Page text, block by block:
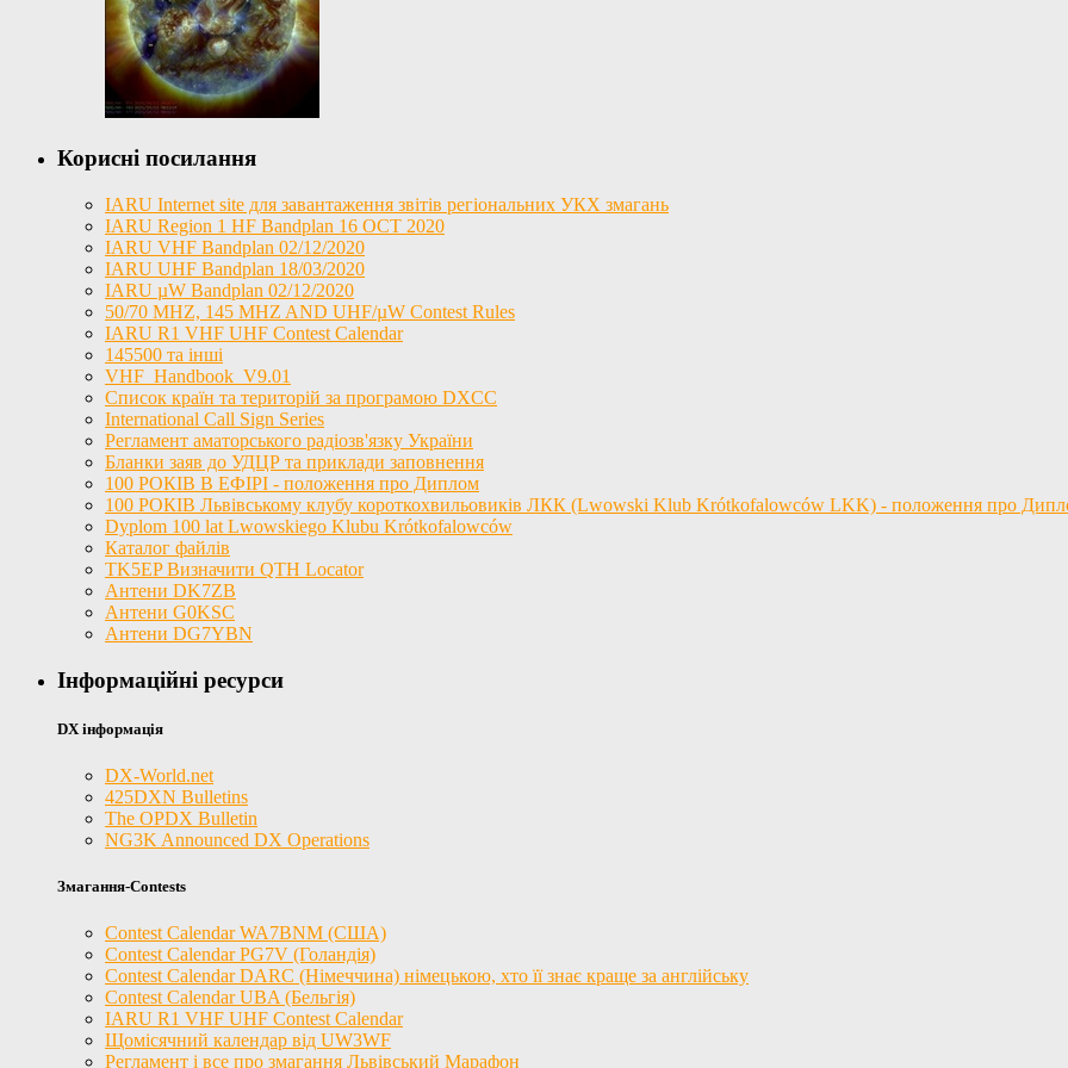
Корисні посилання
IARU Internet site для завантаження звітів регіональних УКХ змагань
IARU Region 1 HF Bandplan 16 OCT 2020
IARU VHF Bandplan 02/12/2020
IARU UHF Bandplan 18/03/2020
IARU µW Bandplan 02/12/2020
50/70 MHZ, 145 MHZ AND UHF/µW Contest Rules
IARU R1 VHF UHF Contest Calendar
145500 та інші
VHF_Handbook_V9.01
Список країн та територій за програмою DXCC
International Call Sign Series
Регламент аматорського радіозв'язку України
Бланки заяв до УДЦР та приклади заповнення
100 РОКІВ В ЕФІРІ - положення про Диплом
100 РОКІВ Львівському клубу короткохвильовиків ЛКК (Lwowski Klub Krótkofalowców LKK) - положення про
Dyplom 100 lat Lwowskiego Klubu Krótkofalowców
Каталог файлів
TK5EP Визначити QTH Locator
Антени DK7ZB
Антени G0KSC
Антени DG7YBN
Інформаційні ресурси
DX інформація
DX-World.net
425DXN Bulletins
The OPDX Bulletin
NG3K Announced DX Operations
Змагання-Contests
Contest Calendar WA7BNM (США)
Contest Calendar PG7V (Голандія)
Contest Calendar DARC (Німеччина) німецькою, хто її знає краще за англійську
Contest Calendar UBA (Бельгія)
IARU R1 VHF UHF Contest Calendar
Щомісячний календар від UW3WF
Регламент і все про змагання Львівський Марафон